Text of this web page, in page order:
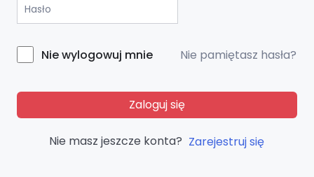
Nie wylogowuj mnie Nie pamiętasz hasła?
Zaloguj się
Nie masz jeszcze konta? Zarejestruj się